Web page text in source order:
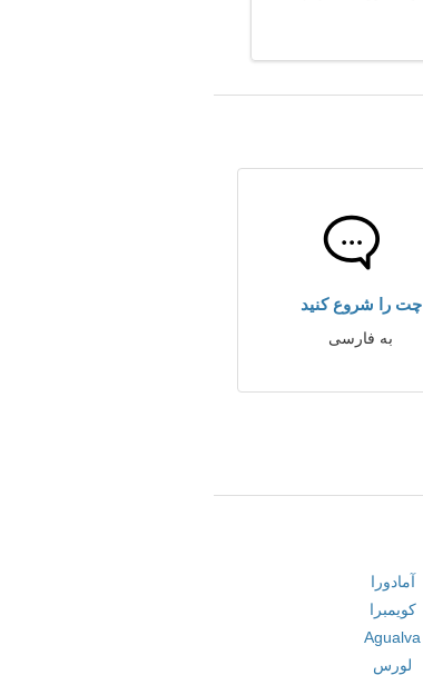
چت را شروع کنید
به فارسی
آمادورا
کویمبرا
Agualva
لورس